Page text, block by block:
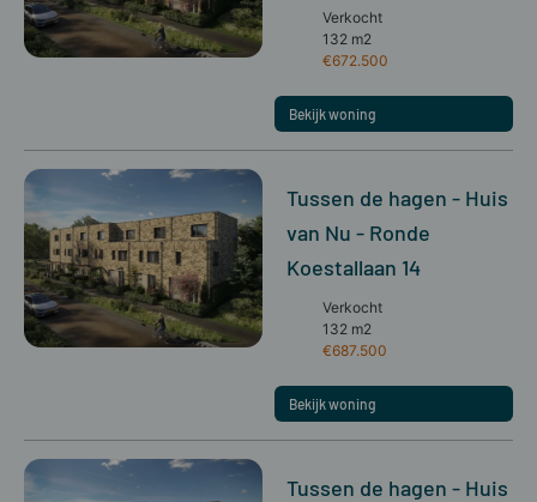
Verkocht
132 m2
€672.500
Bekijk woning
Tussen de hagen - Huis
van Nu - Ronde
Koestallaan 14
Verkocht
132 m2
€687.500
Bekijk woning
Tussen de hagen - Huis